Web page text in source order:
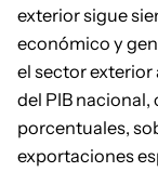
exterior sigue
económico y
el sector
del PIB
porcentuales,
exportaciones